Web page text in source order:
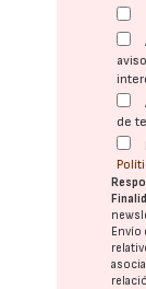
de
Envío